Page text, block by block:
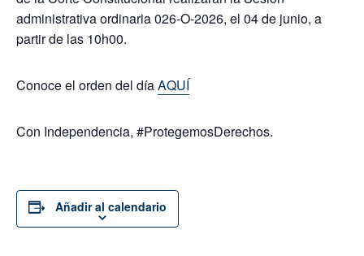
administrativa ordinaria 026-O-2026, el 04 de junio, a
partir de las 10h00.
Conoce el orden del díaAQUÍ
Con Independencia, #ProtegemosDerechos.
Añadir al calendario